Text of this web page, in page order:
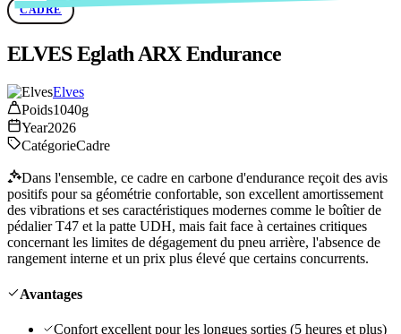
CADRE
ELVES Eglath ARX Endurance
Elves
Poids1040g
Year2026
CatégorieCadre
Dans l'ensemble, ce cadre en carbone d'endurance reçoit des avis
positifs pour sa géométrie confortable, son excellent amortissement
des vibrations et ses caractéristiques modernes comme le boîtier de
pédalier T47 et la patte UDH, mais fait face à certaines critiques
concernant les limites de dégagement du pneu arrière, l'absence de
rangement interne et un prix plus élevé que certains concurrents.
Avantages
Confort excellent pour les longues sorties (5 heures et plus)